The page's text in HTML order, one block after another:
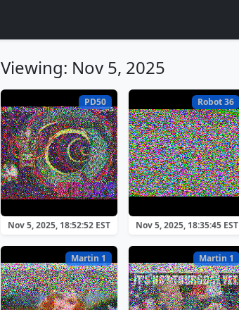
Viewing: Nov 5, 2025
PD50
Nov 5, 2025, 18:52:52 EST
Robot 36
Nov 5, 2025, 18:35:45 EST
Martin 1 Martin 1